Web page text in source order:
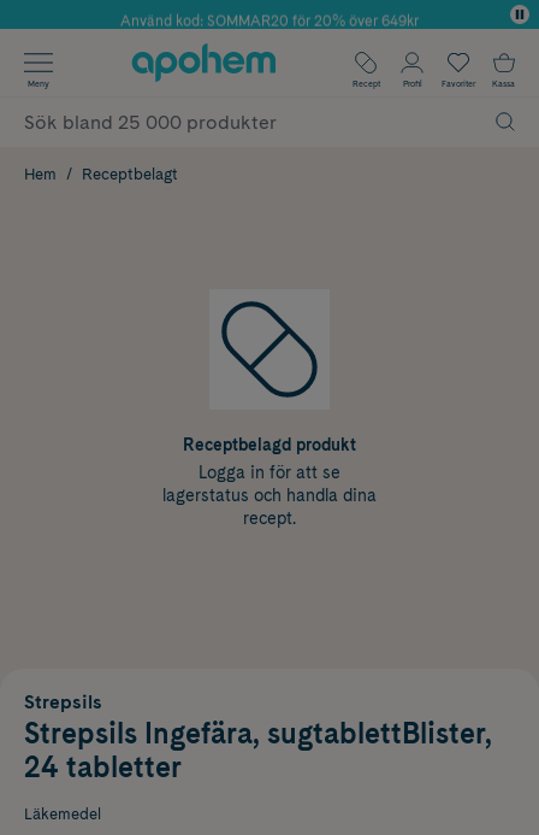
Årets Butik 2025 inom Skönhet
Använd kod: SOMMAR20 för 20% över 649kr
✓ Fri frakt
✓ Poäng på alla köp*
Meny Recept Profil Favoriter Kassa
Hem Receptbelagt
Receptbelagd produkt
Logga in för att se
lagerstatus och handla dina
recept.
Strepsils
Strepsils Ingefära, sugtablettBlister,
24 tabletter
Läkemedel